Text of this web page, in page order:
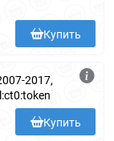
Купить
2017,
Купить